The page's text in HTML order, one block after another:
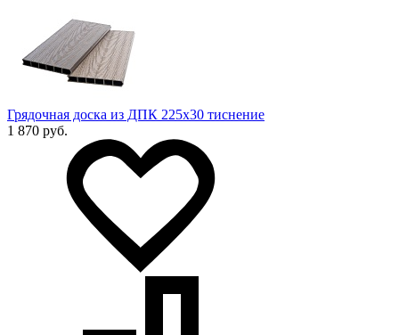
Грядочная доска из ДПК 225х30 тиснение
1 870 руб.